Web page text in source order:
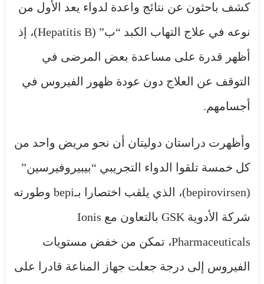
كشف باحثون عن نتائج واعدة لدواء يعد الأول من
نوعه في علاج التهاب الكبد “ب” (Hepatitis B)، إذ
أظهر قدرة على مساعدة بعض المرضى في
التوقف عن العلاج دون عودة ظهور الفيروس في
أجسامهم.
وأظهرت دراستان دوليتان أن نحو مريض واحد من
كل خمسة تلقوا الدواء التجريبي “بيبيروفيرسين”
(bepirovirsen)، الذي يلقب اختصارا بـbepi وطورته
شركة الأدوية GSK بالتعاون مع Ionis
Pharmaceuticals، تمكن من خفض مستويات
الفيروس إلى درجة جعلت جهاز المناعة قادرا على